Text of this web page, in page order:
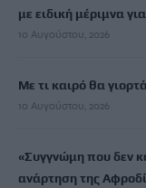
με ειδική μέριμνα
10 Αυγούστου, 2026
Με τι καιρό θα
10 Αυγούστου, 2026
«Συγγνώμη που δεν
ανάρτηση της